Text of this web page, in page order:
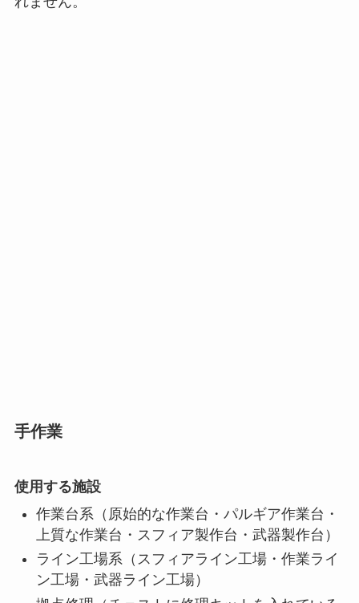
手作業
使用する施設
作業台系（原始的な作業台・パルギア作業台・
上質な作業台・スフィア製作台・武器製作台）
ライン工場系（スフィアライン工場・作業ライ
ン工場・武器ライン工場）